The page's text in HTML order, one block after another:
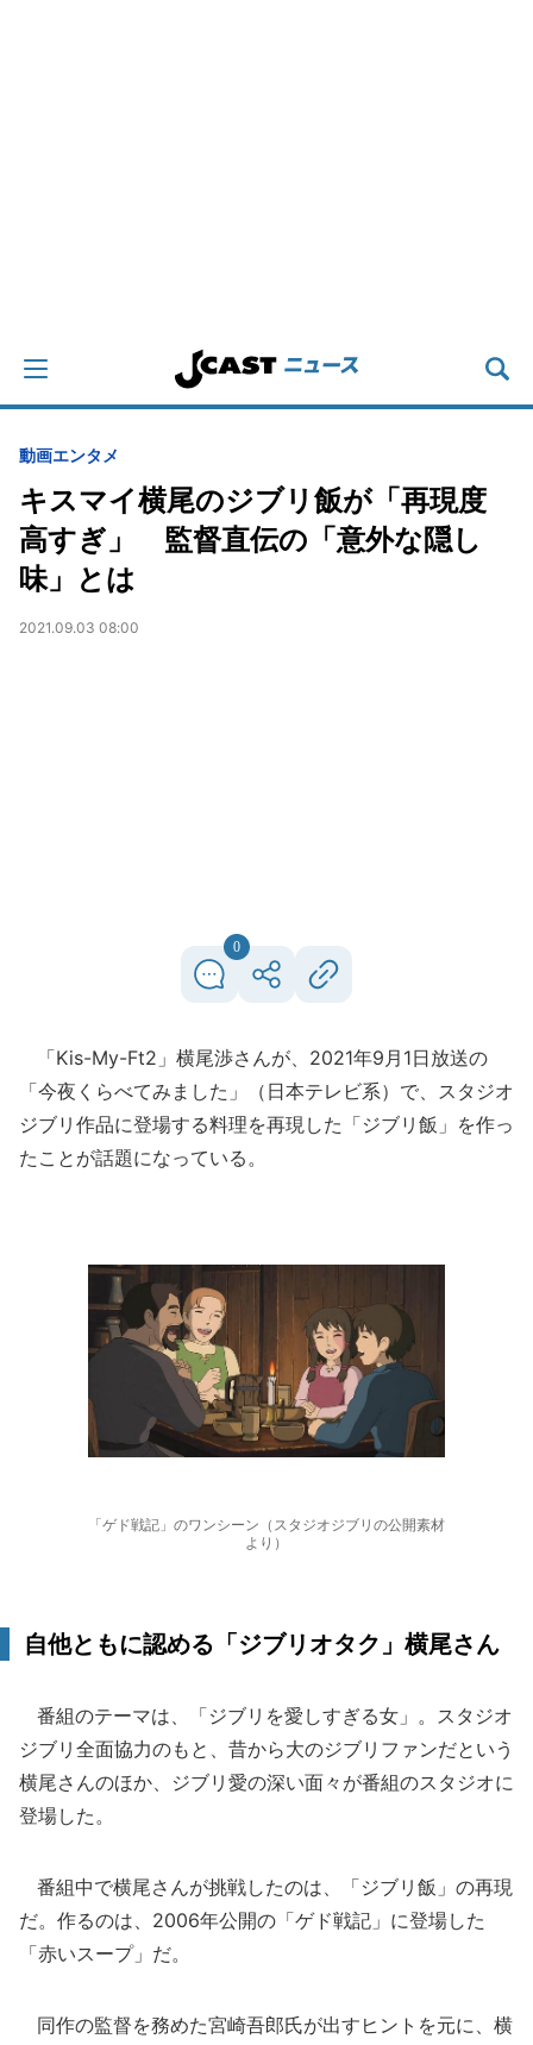
動画エンタメ
キスマイ横尾のジブリ飯が「再現度
高すぎ」 監督直伝の「意外な隠し
味」とは
2021.09.03 08:00
0
「Kis-My-Ft2」横尾渉さんが、2021年9月1日放送の
「今夜くらべてみました」（日本テレビ系）で、スタジオ
ジブリ作品に登場する料理を再現した「ジブリ飯」を作っ
たことが話題になっている。
「ゲド戦記」のワンシーン（スタジオジブリの公開素材
より）
自他ともに認める「ジブリオタク」横尾さん
番組のテーマは、「ジブリを愛しすぎる女」。スタジオ
ジブリ全面協力のもと、昔から大のジブリファンだという
横尾さんのほか、ジブリ愛の深い面々が番組のスタジオに
登場した。
番組中で横尾さんが挑戦したのは、「ジブリ飯」の再現
だ。作るのは、2006年公開の「ゲド戦記」に登場した
「赤いスープ」だ。
同作の監督を務めた宮崎吾郎氏が出すヒントを元に、横